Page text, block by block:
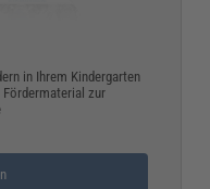
in Ihrem Kindergarten
zur